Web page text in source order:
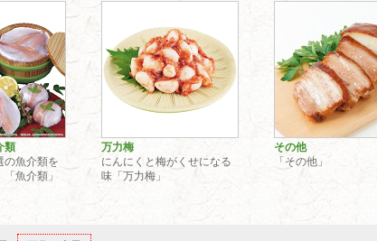
類
の魚介類を
魚介類」
万力梅
にんにくと梅がくせになる
味「万力梅」
その他
「その他」